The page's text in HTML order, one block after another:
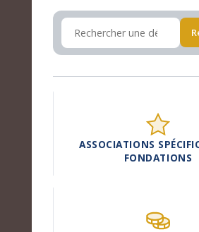
ASSOCIATIONS
FONDATIONS